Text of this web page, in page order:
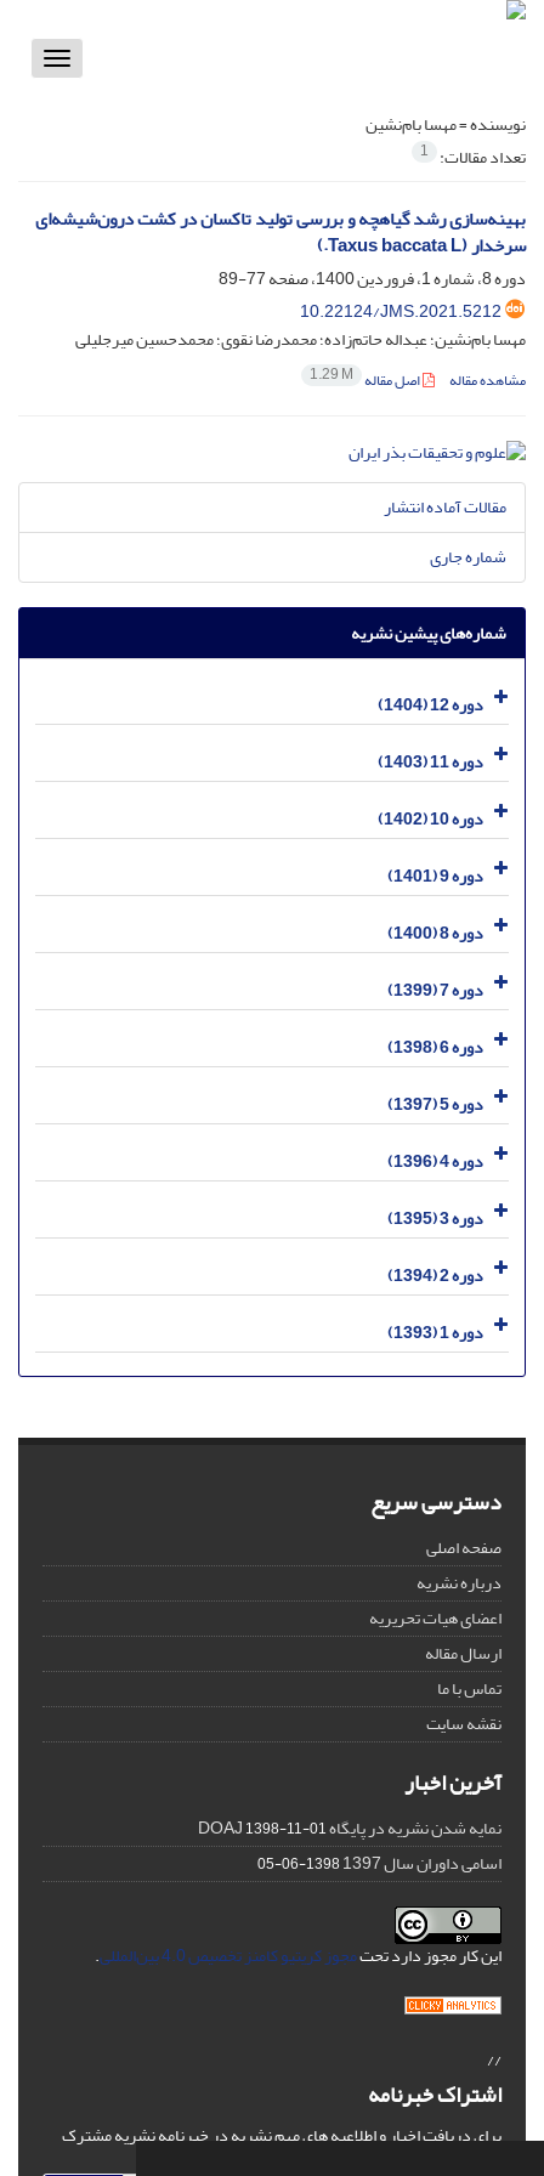
Toggle
نویسنده =مهسا بام‌نشین
تعداد مقالات: 1
بهینه‌سازی رشد گیاهچه و بررسی تولید تاکسان در کشت درون‌شیشه‌ای
سرخدار (Taxus baccata L.)
دوره 8، شماره 1، فروردین 1400، صفحه
77-89
10.22124/JMS.2021.5212
مهسا بام‌نشین؛ عبداله حاتم‌زاده؛ محمدرضا نقوی؛ محمدحسین میرجلیلی
مشاهده مقاله اصل مقاله 1.29 M
مقالات آماده انتشار
شماره جاری
شماره‌های پیشین نشریه
دوره 12 (1404)
دوره 11 (1403)
دوره 10 (1402)
دوره 9 (1401)
دوره 8 (1400)
دوره 7 (1399)
دوره 6 (1398)
دوره 5 (1397)
دوره 4 (1396)
دوره 3 (1395)
دوره 2 (1394)
دوره 1 (1393)
دسترسی سریع
صفحه اصلی
درباره نشریه
اعضای هیات تحریریه
ارسال مقاله
تماس با ما
نقشه سایت
آخرین اخبار
نمایه شدن نشریه در پایگاه DOAJ1398-11-01
اسامی داوران سال 1397 1398-06-05
این کار مجوز دارد تحتمجوز کریتیو کامنز تخصیص 4.0 بین‌المللی .
//
اشتراک خبرنامه
برای دریافت اخبار و اطلاعیه های مهم نشریه در خبرنامه نشریه مشترک